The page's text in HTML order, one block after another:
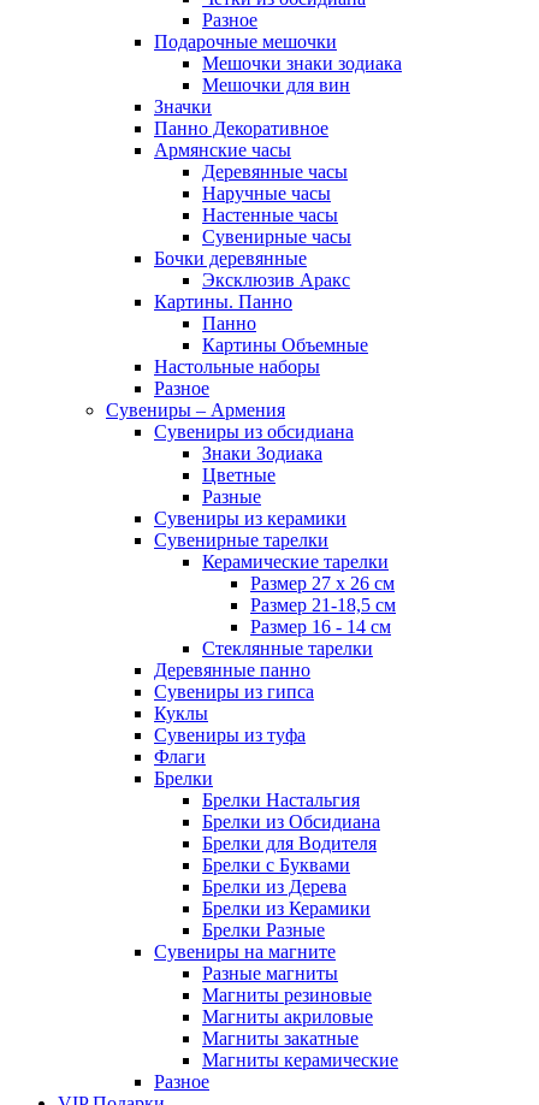
Разное
Подарочные мешочки
Мешочки знаки зодиака
Мешочки для вин
Значки
Панно Декоративное
Армянские часы
Деревянные часы
Наручные часы
Настенные часы
Сувенирные часы
Бочки деревянные
Эксклюзив Аракс
Картины. Панно
Панно
Картины Объемные
Настольные наборы
Разное
Сувениры – Армения
Сувениры из обсидиана
Знаки Зодиака
Цветные
Разные
Сувениры из керамики
Сувенирные тарелки
Керамические тарелки
Размер 27 х 26 см
Размер 21-18,5 см
Размер 16 - 14 см
Стеклянные тарелки
Деревянные панно
Сувениры из гипса
Куклы
Сувениры из туфа
Флаги
Брелки
Брелки Настальгия
Брелки из Обсидиана
Брелки для Водителя
Брелки с Буквами
Брелки из Дерева
Брелки из Керамики
Брелки Разные
Сувениры на магните
Разные магниты
Магниты резиновые
Магниты акриловые
Магниты закатные
Магниты керамические
Разное